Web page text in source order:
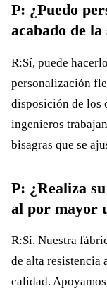
P: ¿Puedo
acabado de
R:Sí, puede
personalización
disposición de los
ingenieros
bisagras que se
P: ¿Realiza
al por mayor
R:Sí. Nuestra
de alta resistencia
calidad.